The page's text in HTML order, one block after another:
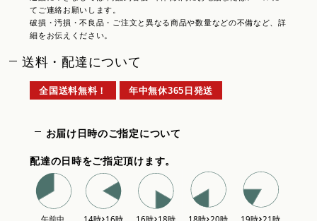
てご連絡お願いします。
破損・汚損・不良品・ご注文と異なる商品や数量などの不備など、詳
細をお伝えください。
送料・配達について
全国送料無料！ 年中無休365日発送
お届け日時のご指定について
配達の日時をご指定頂けます。